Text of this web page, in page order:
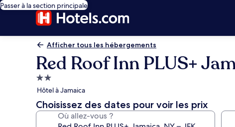
Passer à la section principale
Afficher tous les hébergements
Red Roof Inn PLUS+
Hébergement
2.0 étoiles
Hôtel à Jamaica
Choisissez des dates pour voir les prix
Où allez-vous ?